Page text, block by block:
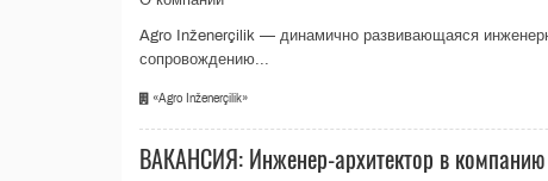
Agro Inženerçilik — динамично развивающаяся
сопровождению...
«Agro Inženerçilik»
ВАКАНСИЯ: Инженер-архитектор в